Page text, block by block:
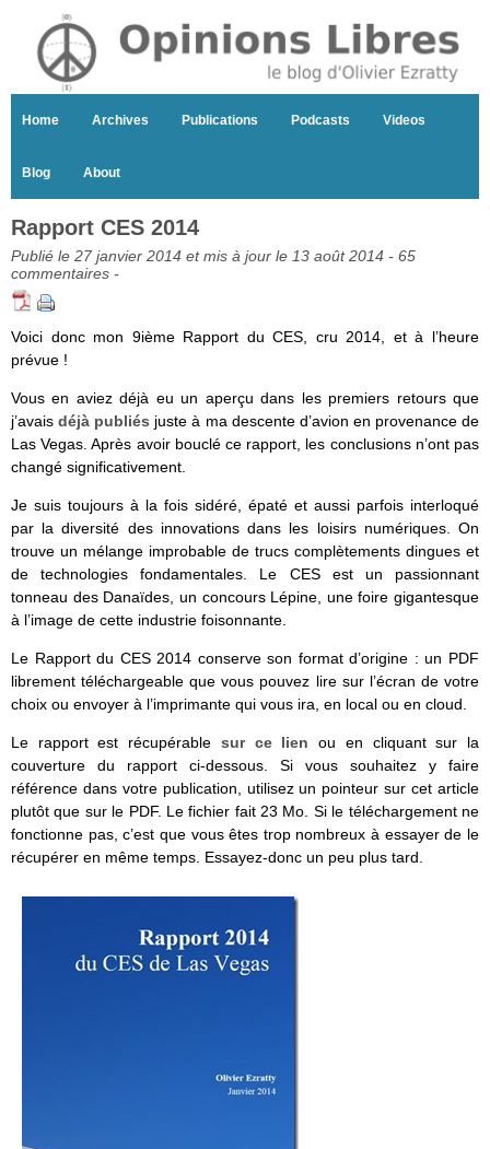
Home Archives Publications Podcasts Videos
Blog About
Rapport CES 2014
Publié le 27 janvier 2014 et mis à jour le 13 août 2014 - 65
commentaires -
Voici donc mon 9ième Rapport du CES, cru 2014, et à l’heure
prévue !
Vous en aviez déjà eu un aperçu dans les premiers retours que
j’avaisdéjà publiés juste à ma descente d’avion en provenance de
Las Vegas. Après avoir bouclé ce rapport, les conclusions n’ont pas
changé significativement.
Je suis toujours à la fois sidéré, épaté et aussi parfois interloqué
par la diversité des innovations dans les loisirs numériques. On
trouve un mélange improbable de trucs complètements dingues et
de technologies fondamentales. Le CES est un passionnant
tonneau des Danaïdes, un concours Lépine, une foire gigantesque
à l’image de cette industrie foisonnante.
Le Rapport du CES 2014 conserve son format d’origine : un PDF
librement téléchargeable que vous pouvez lire sur l’écran de votre
choix ou envoyer à l’imprimante qui vous ira, en local ou en cloud.
Le rapport est récupérable sur ce lien ou en cliquant sur la
couverture du rapport ci-dessous. Si vous souhaitez y faire
référence dans votre publication, utilisez un pointeur sur cet article
plutôt que sur le PDF. Le fichier fait 23 Mo. Si le téléchargement ne
fonctionne pas, c’est que vous êtes trop nombreux à essayer de le
récupérer en même temps. Essayez-donc un peu plus tard.